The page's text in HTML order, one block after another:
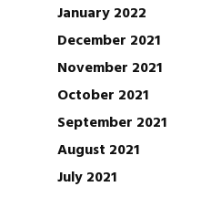
January 2022
December 2021
November 2021
October 2021
September 2021
August 2021
July 2021